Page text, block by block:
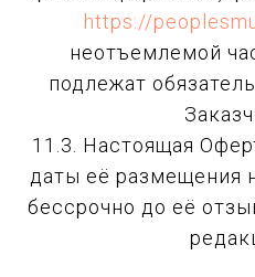
https://
неотъемлемой
подлежат
11.3. Настоящая
даты её размещения
бессрочно до её